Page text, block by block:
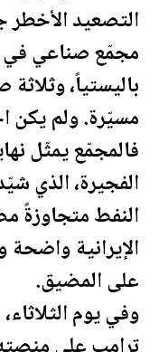
التصعيد الأخطر
مجمّع صناعي في
باليستياً،
مسيّرة. ولم يكن
فالمجمّع يمثّل
الفجيرة، الذي
النفطمتجاوزةً
الإيرانية
على المضيق.
وفي يوم